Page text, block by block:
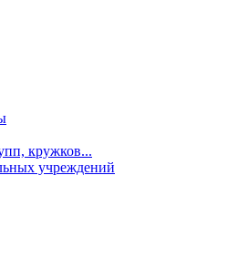
кружков...
учреждений